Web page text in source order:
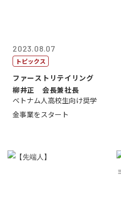
2023.08.07
トピックス
ファーストリテイリング
柳井正 会長兼社長
ベトナム人高校生向け奨学
金事業をスタート